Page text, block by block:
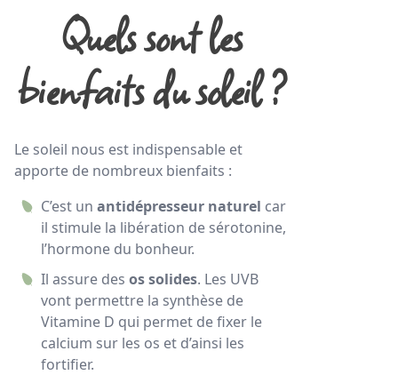
Quels sont les
bienfaits du soleil ?
Le soleil nous est indispensable et
apporte de nombreux bienfaits :
C’est un antidépresseur naturel car
il stimule la libération de sérotonine,
l’hormone du bonheur.
Il assure des os solides. Les UVB
vont permettre la synthèse de
Vitamine D qui permet de fixer le
calcium sur les os et d’ainsi les
fortifier.